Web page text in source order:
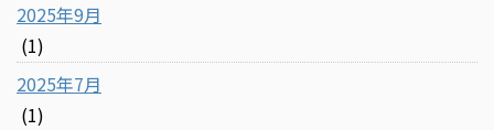
2025年9月
(1)
2025年7月
(1)